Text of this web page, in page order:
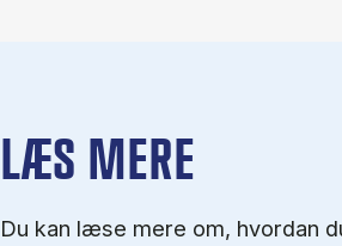
LÆS MERE
Du kan læse mere om, hvordan